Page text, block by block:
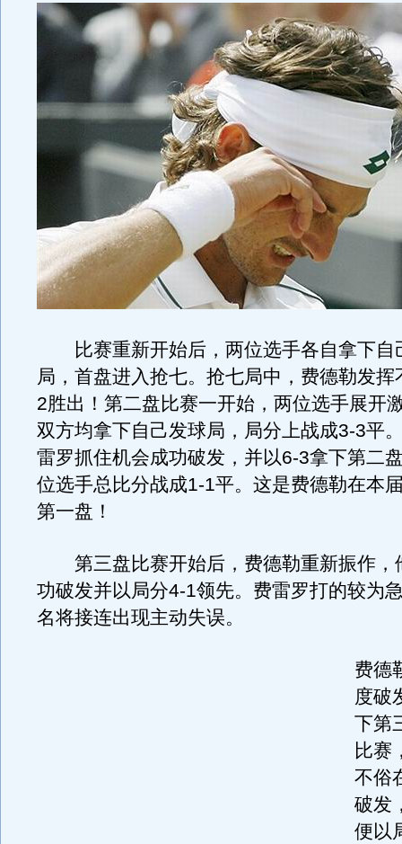
比赛重新开始后，两位选手各自拿下自
局，首盘进入抢七。抢七局中，费德勒发挥
2胜出！第二盘比赛一开始，两位选手展开
双方均拿下自己发球局，局分上战成3-3平
雷罗抓住机会成功破发，并以6-3拿下第二
位选手总比分战成1-1平。这是费德勒在本
第一盘！
第三盘比赛开始后，费德勒重新振作，
功破发并以局分4-1领先。费雷罗打的较为
名将接连出现主动失误。
费德
度破
下第
比赛
不俗
破发
便以